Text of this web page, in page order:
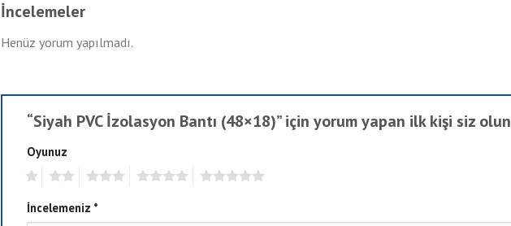
İncelemeler
Henüz yorum yapılmadı.
“Siyah PVC İzolasyon Bantı (48×18)” için yorum yapan ilk kişi siz olun
Oyunuz
İncelemeniz *